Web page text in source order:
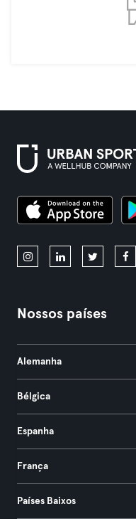
Nossos países
Alemanha
Bélgica
Espanha
França
Países Baixos